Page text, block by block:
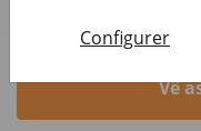
Configurer
Vê